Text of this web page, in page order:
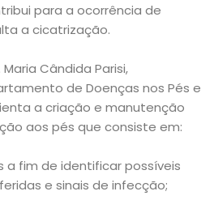
para a ocorrência de
a cicatrização.
Cândida Parisi,
de Doenças nos Pés e
a criação e manutenção
aos pés que consiste em:
a fim de identificar possíveis
e sinais de infecção;